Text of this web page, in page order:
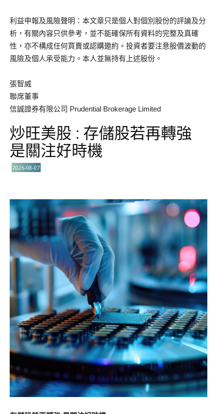
利益申報及風險聲明：本文章只是個人對個別股份的評論及分
析，有關內容只供參考，並不能確保所有資料的完整及真確
性，亦不構成任何買賣或認購邀約。投資者要注意股價波動的
風險及個人承受能力。本人並無持有上述股份。
張智威
聯席董事
信誠證券有限公司 Prudential Brokerage Limited
炒旺美股 : 存儲股若再轉強
是關注好時機
2026-08-07